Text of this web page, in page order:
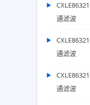
通滤波
通滤波
通滤波